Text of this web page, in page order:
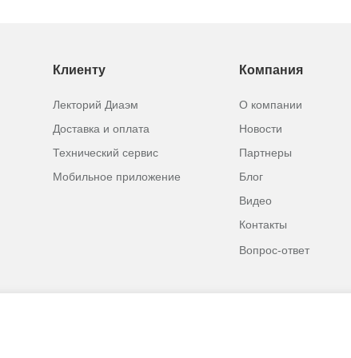
Клиенту
Лекторий Диаэм
Доставка и оплата
Технический сервис
Мобильное приложение
Компания
О компании
Новости
Партнеры
Блог
Видео
Контакты
Вопрос-ответ